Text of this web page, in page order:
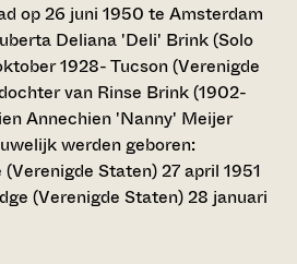
op 26 juni 1950 te Amsterdam
Deliana 'Deli' Brink (Solo
1928- Tucson (Verenigde
van Rinse Brink (1902-
Annechien 'Nanny' Meijer
werden geboren:
Staten) 27 april 1951
(Verenigde Staten) 28 januari